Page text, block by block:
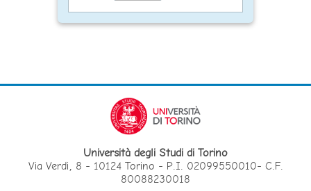
Università degli Studi di Torino
Via Verdi, 8 - 10124 Torino - P.I. 02099550010- C.F.
80088230018